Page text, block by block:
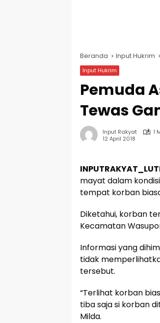
Beranda Input Hukrim
Input Hukrim
Pemuda
Tewas
Input Rakyat
1
12 April 2018
mayat dalam
tempat korban
Diketahui, korban
Kecamatan
Informasi yang
tidak
tersebut.
“Terlihat korban
tiba saja si korban
Milda.